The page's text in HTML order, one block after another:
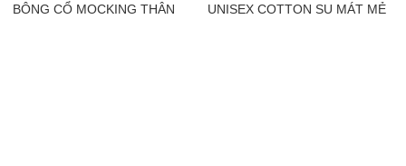
BÔNG CỔ MOCKING THÂN
UNISEX COTTON SU MÁT MẺ